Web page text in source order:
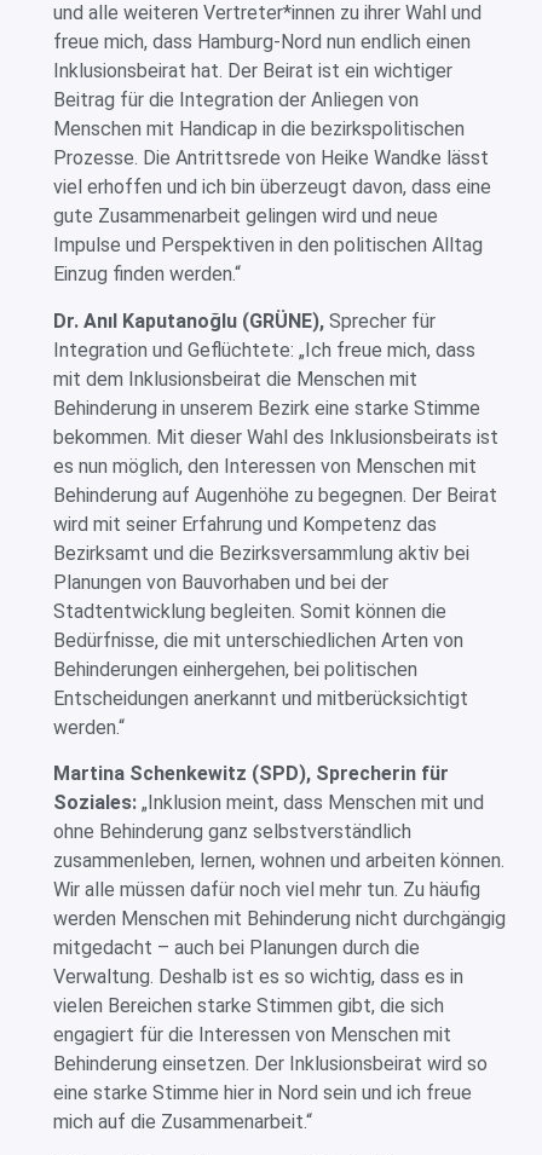
und alle weiteren Vertreter*innen zu ihrer Wahl und
freue mich, dass Hamburg-Nord nun endlich einen
Inklusionsbeirat hat. Der Beirat ist ein wichtiger
Beitrag für die Integration der Anliegen von
Menschen mit Handicap in die bezirkspolitischen
Prozesse. Die Antrittsrede von Heike Wandke lässt
viel erhoffen und ich bin überzeugt davon, dass eine
gute Zusammenarbeit gelingen wird und neue
Impulse und Perspektiven in den politischen Alltag
Einzug finden werden.“
Dr. Anıl Kaputanoğlu (GRÜNE), Sprecher für
Integration und Geflüchtete: „Ich freue mich, dass
mit dem Inklusionsbeirat die Menschen mit
Behinderung in unserem Bezirk eine starke Stimme
bekommen. Mit dieser Wahl des Inklusionsbeirats ist
es nun möglich, den Interessen von Menschen mit
Behinderung auf Augenhöhe zu begegnen. Der Beirat
wird mit seiner Erfahrung und Kompetenz das
Bezirksamt und die Bezirksversammlung aktiv bei
Planungen von Bauvorhaben und bei der
Stadtentwicklung begleiten. Somit können die
Bedürfnisse, die mit unterschiedlichen Arten von
Behinderungen einhergehen, bei politischen
Entscheidungen anerkannt und mitberücksichtigt
werden.“
Martina Schenkewitz (SPD), Sprecherin für
Soziales: „Inklusion meint, dass Menschen mit und
ohne Behinderung ganz selbstverständlich
zusammenleben, lernen, wohnen und arbeiten können.
Wir alle müssen dafür noch viel mehr tun. Zu häufig
werden Menschen mit Behinderung nicht durchgängig
mitgedacht – auch bei Planungen durch die
Verwaltung. Deshalb ist es so wichtig, dass es in
vielen Bereichen starke Stimmen gibt, die sich
engagiert für die Interessen von Menschen mit
Behinderung einsetzen. Der Inklusionsbeirat wird so
eine starke Stimme hier in Nord sein und ich freue
mich auf die Zusammenarbeit.“